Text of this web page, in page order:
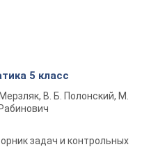
5 класс
Мерзляк, В. Б. Полонский, М.
задач и контрольных